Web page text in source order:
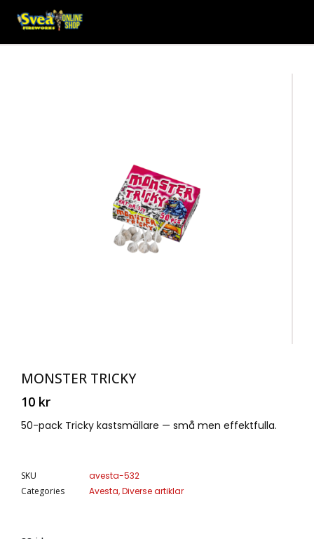
MONSTER TRICKY
10 kr
50-pack Tricky kastsmällare — små men effektfulla.
SKU
avesta-532
Categories
Avesta,Diverse artiklar